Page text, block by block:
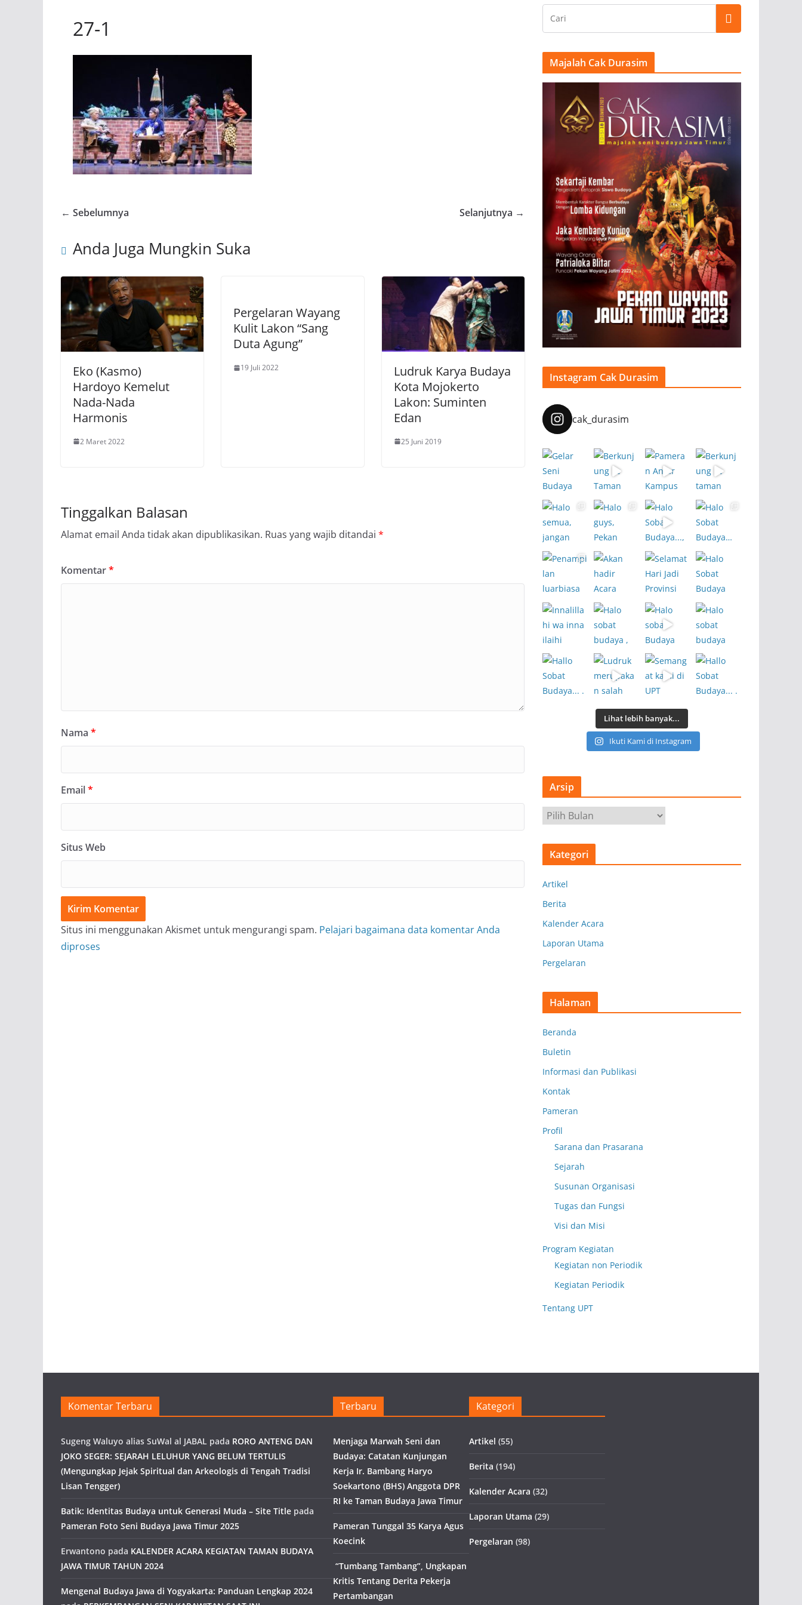
27-1
← Sebelumnya Selanjutnya →
Anda Juga Mungkin Suka
Eko (Kasmo)
Hardoyo Kemelut
Nada-Nada
Harmonis
2 Maret 2022
Pergelaran Wayang
Kulit Lakon “Sang
Duta Agung”
19 Juli 2022
Ludruk Karya Budaya
Kota Mojokerto
Lakon: Suminten
Edan
25 Juni 2019
Tinggalkan Balasan
Alamat email Anda tidak akan dipublikasikan. Ruas yang wajib ditandai *
Komentar*
Nama *
Email*
Situs Web
Situs ini menggunakan Akismet untuk mengurangi spam. Pelajari bagaimana data komentar Anda
diproses
Majalah Cak Durasim
Instagram Cak Durasim
cak_durasim
Lihat lebih banyak...
Ikuti Kami di Instagram
Arsip
r
s
Kategori
Artikel
Berita
Kalender Acara
Laporan Utama
Pergelaran
Halaman
Beranda
Buletin
Informasi dan Publikasi
Kontak
Pameran
Profil
Sarana dan Prasarana
Sejarah
Susunan Organisasi
Tugas dan Fungsi
Visi dan Misi
Program Kegiatan
Kegiatan non Periodik
Kegiatan Periodik
Tentang UPT
Komentar Terbaru
Sugeng Waluyo alias SuWal al JABAL pada RORO ANTENG DAN
JOKO SEGER: SEJARAH LELUHUR YANG BELUM TERTULIS
(Mengungkap Jejak Spiritual dan Arkeologis di Tengah Tradisi
Lisan Tengger)
Batik: Identitas Budaya untuk Generasi Muda – Site Title pada
Pameran Foto Seni Budaya Jawa Timur 2025
Erwantono pada KALENDER ACARA KEGIATAN TAMAN BUDAYA
JAWA TIMUR TAHUN 2024
Mengenal Budaya Jawa di Yogyakarta: Panduan Lengkap 2024
Terbaru
Menjaga Marwah Seni dan
Budaya: Catatan Kunjungan
Kerja Ir. Bambang Haryo
Soekartono (BHS) Anggota DPR
RI ke Taman Budaya Jawa Timur
Pameran Tunggal 35 Karya Agus
Koecink
“Tumbang Tambang”, Ungkapan
Kritis Tentang Derita Pekerja
Pertambangan
Kategori
Artikel (55)
Berita (194)
Kalender Acara (32)
Laporan Utama (29)
Pergelaran (98)